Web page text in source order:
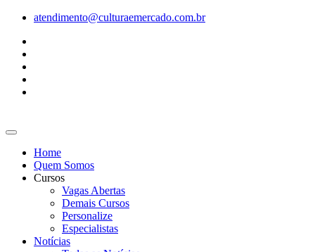
conteúdo
atendimento@culturaemercado.com.br
Home
Quem Somos
Cursos
Vagas Abertas
Demais Cursos
Personalize
Especialistas
Notícias